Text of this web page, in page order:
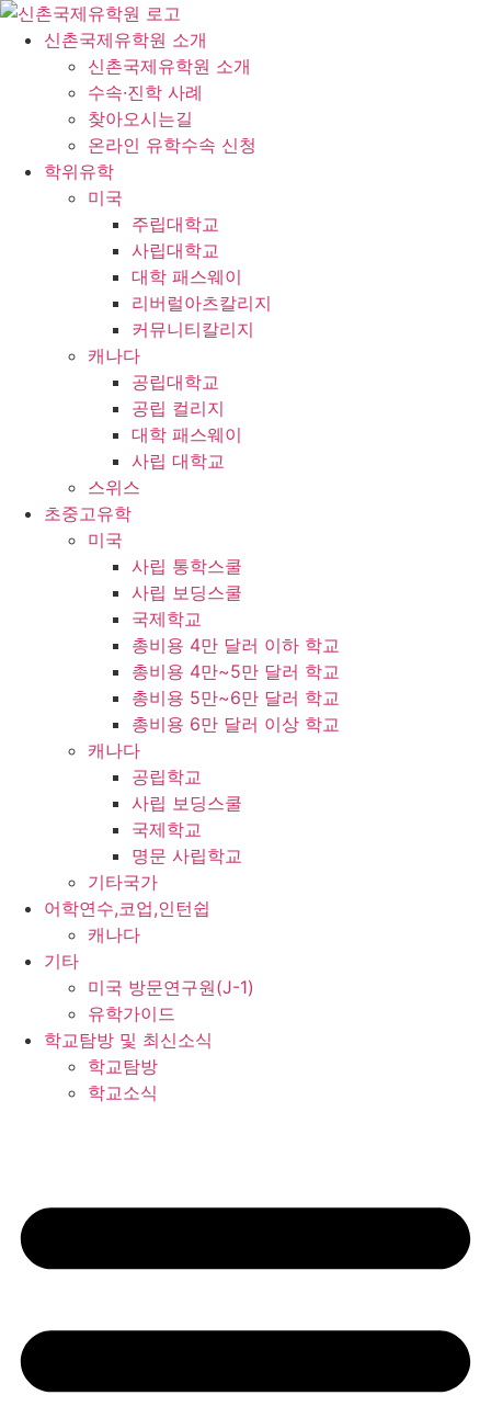
콘
신촌국제유학원 소개
신촌국제유학원 소개
수속·진학 사례
찾아오시는길
온라인 유학수속 신청
학위유학
미국
주립대학교
사립대학교
대학 패스웨이
리버럴아츠칼리지
커뮤니티칼리지
캐나다
공립대학교
공립 컬리지
대학 패스웨이
사립 대학교
스위스
초중고유학
미국
사립 통학스쿨
사립 보딩스쿨
국제학교
총비용 4만 달러 이하 학교
총비용 4만~5만 달러 학교
총비용 5만~6만 달러 학교
총비용 6만 달러 이상 학교
캐나다
공립학교
사립 보딩스쿨
국제학교
명문 사립학교
기타국가
어학연수,코업,인턴쉽
캐나다
기타
미국 방문연구원(J-1)
유학가이드
학교탐방 및 최신소식
학교탐방
학교소식